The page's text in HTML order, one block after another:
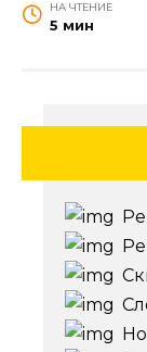
НА ЧТЕНИЕ
5 мин